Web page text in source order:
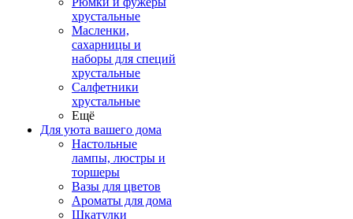
хрустальные
Масленки,
сахарницы и
наборы для специй
хрустальные
Салфетники
хрустальные
Ещё
Для уюта вашего дома
Настольные
лампы, люстры и
торшеры
Вазы для цветов
Ароматы для дома
Шкатулки